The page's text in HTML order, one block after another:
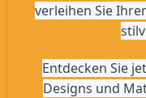
verleihen Sie
Entdecken Sie
Designs und